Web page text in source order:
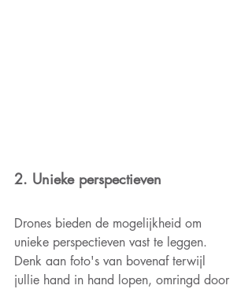
2. Unieke perspectieven
Drones bieden de mogelijkheid om
unieke perspectieven vast te leggen.
Denk aan foto's van bovenaf terwijl
jullie hand in hand lopen, omringd door